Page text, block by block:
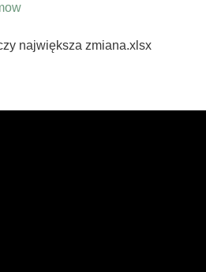
największa zmiana.xlsx